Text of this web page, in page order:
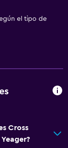
el tipo de
Cross